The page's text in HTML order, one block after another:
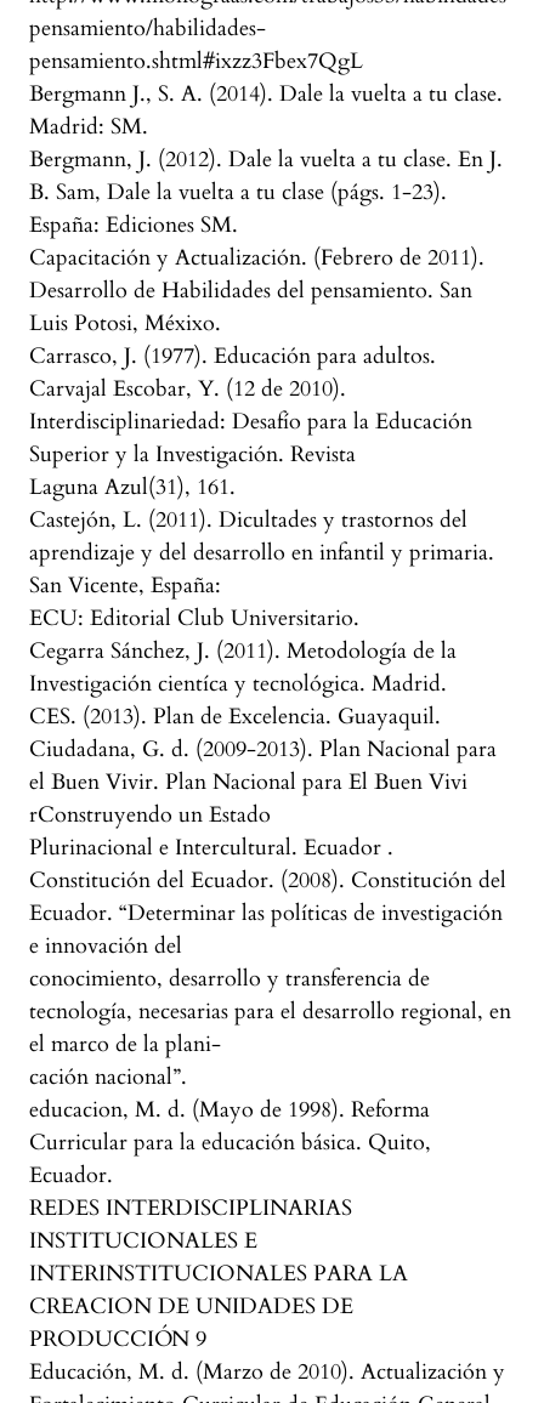
pensamiento/habilidades-
pensamiento.shtml#ixzz3Fbex7QgL
Bergmann J., S. A. (2014). Dale la vuelta a tu clase.
Madrid: SM.
Bergmann, J. (2012). Dale la vuelta a tu clase. En J.
B. Sam, Dale la vuelta a tu clase (págs. 1-23).
España: Ediciones SM.
Capacitación y Actualización. (Febrero de 2011).
Desarrollo de Habilidades del pensamiento. San
Luis Potosi, Méxixo.
Carrasco, J. (1977). Educación para adultos.
Carvajal Escobar, Y. (12 de 2010).
Interdisciplinariedad: Desafío para la Educación
Superior y la Investigación. Revista
Laguna Azul(31), 161.
Castejón, L. (2011). Dicultades y trastornos del
aprendizaje y del desarrollo en infantil y primaria.
San Vicente, España:
ECU: Editorial Club Universitario.
Cegarra Sánchez, J. (2011). Metodología de la
Investigación cientíca y tecnológica. Madrid.
CES. (2013). Plan de Excelencia. Guayaquil.
Ciudadana, G. d. (2009-2013). Plan Nacional para
el Buen Vivir. Plan Nacional para El Buen Vivi
rConstruyendo un Estado
Plurinacional e Intercultural. Ecuador .
Constitución del Ecuador. (2008). Constitución del
Ecuador. “Determinar las políticas de investigación
e innovación del
conocimiento, desarrollo y transferencia de
tecnología, necesarias para el desarrollo regional, en
el marco de la plani-
cación nacional”.
educacion, M. d. (Mayo de 1998). Reforma
Curricular para la educación básica. Quito,
Ecuador.
REDES INTERDISCIPLINARIAS
INSTITUCIONALES E
INTERINSTITUCIONALES PARA LA
CREACION DE UNIDADES DE
PRODUCCIÓN 9
Educación, M. d. (Marzo de 2010). Actualización y